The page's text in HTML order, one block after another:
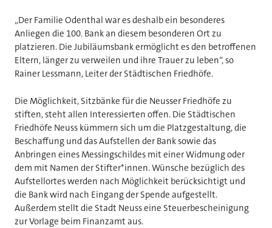
„Der Familie Odenthal war es deshalb ein besonderes
Anliegen die 100. Bank an diesem besonderen Ort zu
platzieren. Die Jubiläumsbank ermöglicht es den betroffenen
Eltern, länger zu verweilen und ihre Trauer zu leben“, so
Rainer Lessmann, Leiter der Städtischen Friedhöfe.
Die Möglichkeit, Sitzbänke für die Neusser Friedhöfe zu
stiften, steht allen Interessierten offen. Die Städtischen
Friedhöfe Neuss kümmern sich um die Platzgestaltung, die
Beschaffung und das Aufstellen der Bank sowie das
Anbringen eines Messingschildes mit einer Widmung oder
dem mit Namen der Stifter*innen. Wünsche bezüglich des
Aufstellortes werden nach Möglichkeit berücksichtigt und
die Bank wird nach Eingang der Spende aufgestellt.
Außerdem stellt die Stadt Neuss eine Steuerbescheinigung
zur Vorlage beim Finanzamt aus.